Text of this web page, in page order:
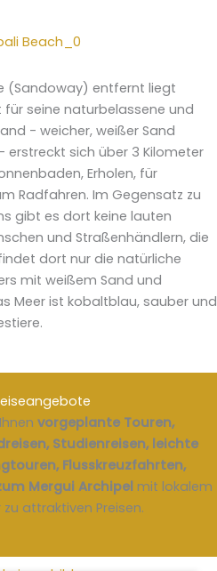
(Sandoway) entfernt liegt
seine naturbelassene und
- weicher, weißer Sand
sich über 3 Kilometer
Erholen, für
Radfahren. Im Gegensatz zu
gibt es dort keine lauten
und Straßenhändlern, die
dort nur die natürliche
mit weißem Sand und
Meer ist kobaltblau, sauber und
vorgeplante Touren,
Studienreisen, leichte
Flusskreuzfahrten,
Mergui Archipel mit lokalem
attraktiven Preisen.